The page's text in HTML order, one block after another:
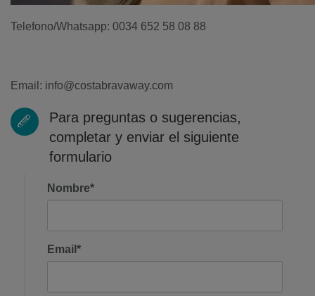
Telefono/Whatsapp: 0034 652 58 08 88
Email: info@costabravaway.com
Para preguntas o sugerencias,
completar y enviar el siguiente
formulario
Nombre*
Email*